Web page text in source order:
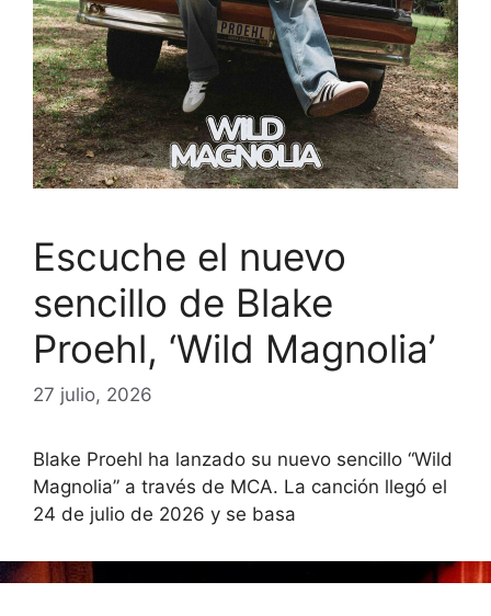
Escuche el nuevo
sencillo de Blake
Proehl, ‘Wild Magnolia’
27 julio, 2026
Blake Proehl ha lanzado su nuevo sencillo “Wild
Magnolia” a través de MCA. La canción llegó el
24 de julio de 2026 y se basa